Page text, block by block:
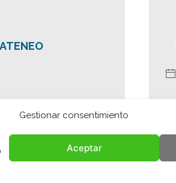
Gestionar consentimiento
Aceptar
< ... 2 3 4 5